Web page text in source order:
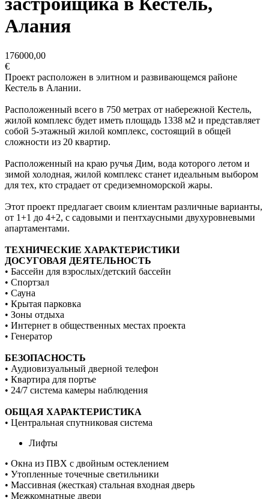
Алания
176000,00
€
Проект расположен в элитном и развивающемся районе
Кестель в Алании.
Расположенный всего в 750 метрах от набережной Кестель,
жилой комплекс будет иметь площадь 1338 м2 и представляет
собой 5-этажный жилой комплекс, состоящий в общей
сложности из 20 квартир.
Расположенный на краю ручья Дим, вода которого летом и
зимой холодная, жилой комплекс станет идеальным выбором
для тех, кто страдает от средиземноморской жары.
Этот проект предлагает своим клиентам различные варианты,
от 1+1 до 4+2, с садовыми и пентхаусными двухуровневыми
апартаментами.
ТЕХНИЧЕСКИЕ ХАРАКТЕРИСТИКИ
ДОСУГОВАЯ ДЕЯТЕЛЬНОСТЬ
• Бассейн для взрослых/детский бассейн
• Спортзал
• Сауна
• Крытая парковка
• Зоны отдыха
• Интернет в общественных местах проекта
• Генератор
БЕЗОПАСНОСТЬ
• Аудиовизуальный дверной телефон
• Квартира для портье
• 24/7 система камеры наблюдения
ОБЩАЯ ХАРАКТЕРИСТИКА
• Центральная спутниковая система
Лифты
• Окна из ПВХ с двойным остеклением
• Утопленные точечные светильники
• Массивная (жесткая) стальная входная дверь
• Межкомнатные двери